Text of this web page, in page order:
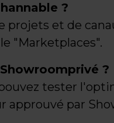
?
et de
"Marketplaces".
?
tester
approuvé par